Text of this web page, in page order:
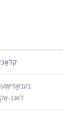
לאנג-